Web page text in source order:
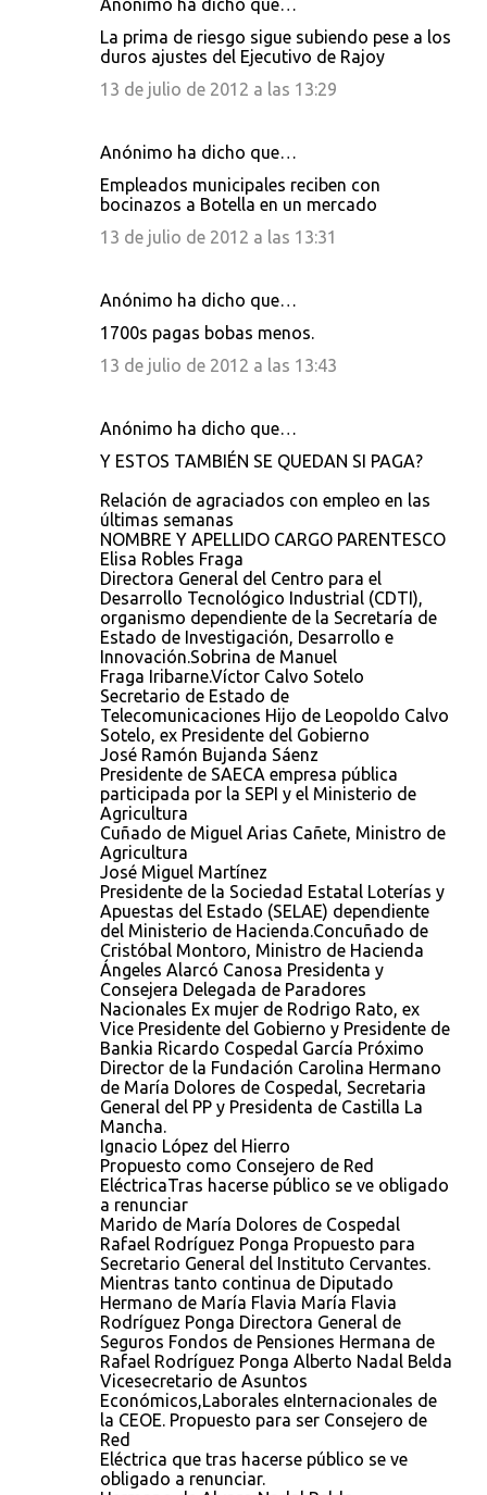
Anónimo ha dicho que…
La prima de riesgo sigue subiendo pese a los
duros ajustes del Ejecutivo de Rajoy
13 de julio de 2012 a las 13:29
Anónimo ha dicho que…
Empleados municipales reciben con
bocinazos a Botella en un mercado
13 de julio de 2012 a las 13:31
Anónimo ha dicho que…
1700s pagas bobas menos.
13 de julio de 2012 a las 13:43
Anónimo ha dicho que…
Y ESTOS TAMBIÉN SE QUEDAN SI PAGA?
Relación de agraciados con empleo en las
últimas semanas
NOMBRE Y APELLIDO CARGO PARENTESCO
Elisa Robles Fraga
Directora General del Centro para el
Desarrollo Tecnológico Industrial (CDTI),
organismo dependiente de la Secretaría de
Estado de Investigación, Desarrollo e
Innovación.Sobrina de Manuel
Fraga Iribarne.Víctor Calvo Sotelo
Secretario de Estado de
Telecomunicaciones Hijo de Leopoldo Calvo
Sotelo, ex Presidente del Gobierno
José Ramón Bujanda Sáenz
Presidente de SAECA empresa pública
participada por la SEPI y el Ministerio de
Agricultura
Cuñado de Miguel Arias Cañete, Ministro de
Agricultura
José Miguel Martínez
Presidente de la Sociedad Estatal Loterías y
Apuestas del Estado (SELAE) dependiente
del Ministerio de Hacienda.Concuñado de
Cristóbal Montoro, Ministro de Hacienda
Ángeles Alarcó Canosa Presidenta y
Consejera Delegada de Paradores
Nacionales Ex mujer de Rodrigo Rato, ex
Vice Presidente del Gobierno y Presidente de
Bankia Ricardo Cospedal García Próximo
Director de la Fundación Carolina Hermano
de María Dolores de Cospedal, Secretaria
General del PP y Presidenta de Castilla La
Mancha.
Ignacio López del Hierro
Propuesto como Consejero de Red
EléctricaTras hacerse público se ve obligado
a renunciar
Marido de María Dolores de Cospedal
Rafael Rodríguez Ponga Propuesto para
Secretario General del Instituto Cervantes.
Mientras tanto continua de Diputado
Hermano de María Flavia María Flavia
Rodríguez Ponga Directora General de
Seguros Fondos de Pensiones Hermana de
Rafael Rodríguez Ponga Alberto Nadal Belda
Vicesecretario de Asuntos
Económicos,Laborales eInternacionales de
la CEOE. Propuesto para ser Consejero de
Red
Eléctrica que tras hacerse público se ve
obligado a renunciar.